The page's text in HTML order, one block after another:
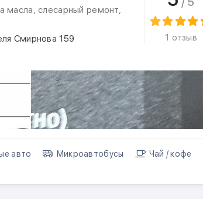
масла, слесарный ремонт,
Смирнова 159
1 отзыв
авто Микроавтобусы
Чай / кофе